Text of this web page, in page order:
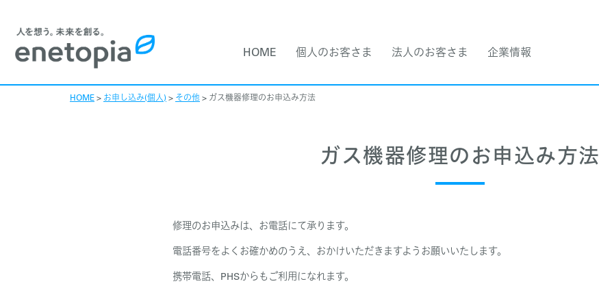
HOME 個人のお客さま 法人のお客さま 企業情報
HOME> お申し込み(個人) > その他 > ガス機器修理のお申込み方法
ガス機器修理のお申込み方法
修理のお申込みは、お電話にて承ります。
電話番号をよくお確かめのうえ、おかけいただきますようお願いいたします。
携帯電話、PHSからもご利用になれます。